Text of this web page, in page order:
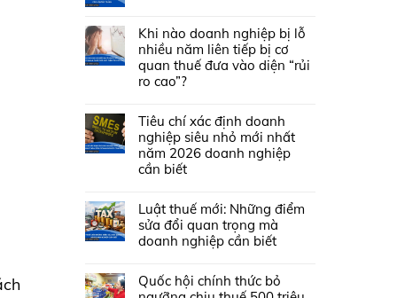
Khi nào doanh nghiệp bị lỗ
nhiều năm liên tiếp bị cơ
quan thuế đưa vào diện “rủi
ro cao”?
Tiêu chí xác định doanh
nghiệp siêu nhỏ mới nhất
năm 2026 doanh nghiệp
cần biết
Luật thuế mới: Những điểm
sửa đổi quan trọng mà
doanh nghiệp cần biết
Quốc hội chính thức bỏ